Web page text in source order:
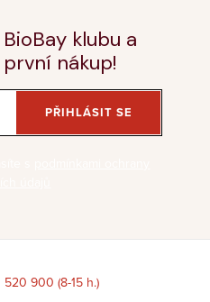
klubu a
nákup!
PŘIHLÁSIT SE
900 (8-15 h.)